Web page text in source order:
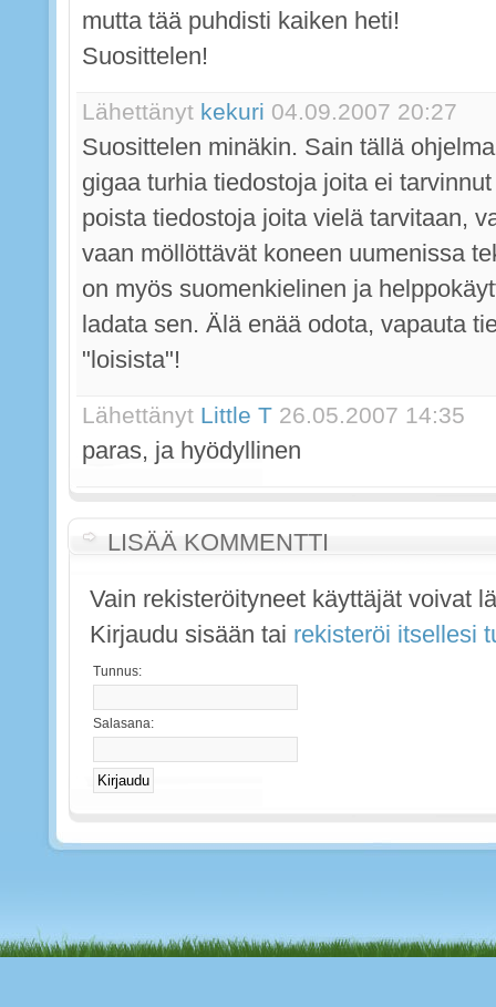
mutta tää puhdisti kaiken heti!
Suosittelen!
Lähettänyt kekuri 04.09.2007 20:27
Suosittelen minäkin. Sain tällä
gigaa turhia tiedostoja joita ei
poista tiedostoja joita vielä tarvitaan,
vaan möllöttävät koneen uumenissa
on myös suomenkielinen ja
ladata sen. Älä enää odota, vapauta
"loisista"!
Lähettänyt Little T 26.05.2007 14:35
paras, ja hyödyllinen
LISÄÄ KOMMENTTI
Vain rekisteröityneet käyttäjät voivat
Kirjaudu sisään tai rekisteröi itsellesi
Tunnus:
Salasana: